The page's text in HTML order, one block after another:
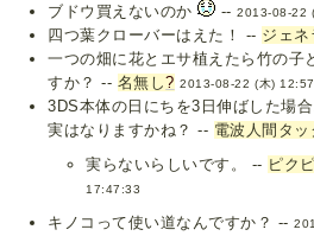
ブドウ買えないのか --2013-08-22
四つ葉クローバーはえた！ -- ジェネ
一つの畑に花とエサ植えたら竹の子
すか？ -- 名無し? 2013-08-22 (木)
3DS本体の日にちを3日伸ばした場
実はなりますかね？ -- 電波人間タッ
実らないらしいです。 -- ピク
17:47:33
キノコって使い道なんですか？ --